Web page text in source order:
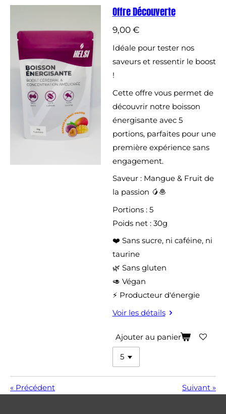
Offre Découverte
9,00 €
Idéale pour tester nos
saveurs et ressentir le boost
!
Cette offre vous permet de
découvrir notre boisson
énergisante avec 5
portions, parfaites pour une
première expérience sans
engagement.
Saveur : Mangue & Fruit de
la passion 🥭🧆
Portions : 5
Poids net : 30g
❤️ Sans sucre, ni caféine, ni
taurine
🌿 Sans gluten
🥑 Végan
⚡ Producteur d'énergie
Voir les détails
Ajouter au panier
« Précédent Suivant »